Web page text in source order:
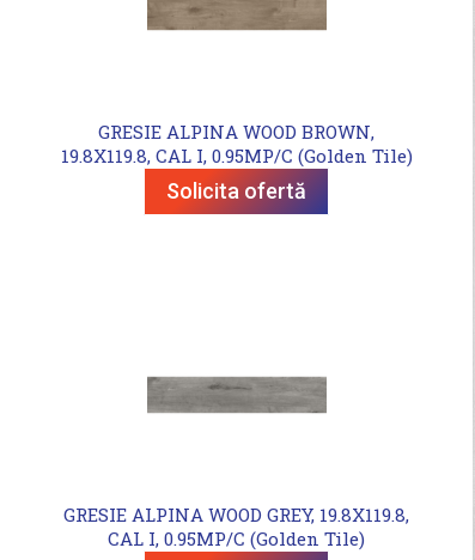
GRESIE ALPINA WOOD BROWN,
19.8X119.8, CAL I, 0.95MP/C (Golden Tile)
Solicita ofertă
GRESIE ALPINA WOOD GREY, 19.8X119.8,
CAL I, 0.95MP/C (Golden Tile)